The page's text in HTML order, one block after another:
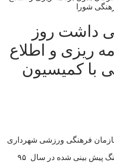
داشت روز
ریزی و اطلاع
با کمیسیون
فرهنگی ورزشی شهرداری
پیش بینی شده در سال ۹۵